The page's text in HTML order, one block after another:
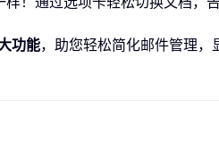
功能，助您轻松简化邮件管理，